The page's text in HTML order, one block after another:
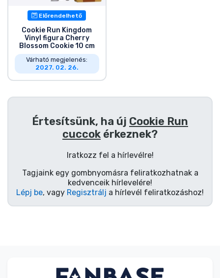
Előrendelhető
Cookie Run Kingdom
Vinyl figura Cherry
Blossom Cookie 10 cm
Várható megjelenés:
2027. 02. 26.
Értesítsünk, ha új Cookie Run
cuccok érkeznek?
Iratkozz fel a hírlevélre!
Tagjaink egy gombnyomásra feliratkozhatnak a
kedvenceik hírlevelére!
Lépj be, vagy Regisztrálj a hírlevél feliratkozáshoz!